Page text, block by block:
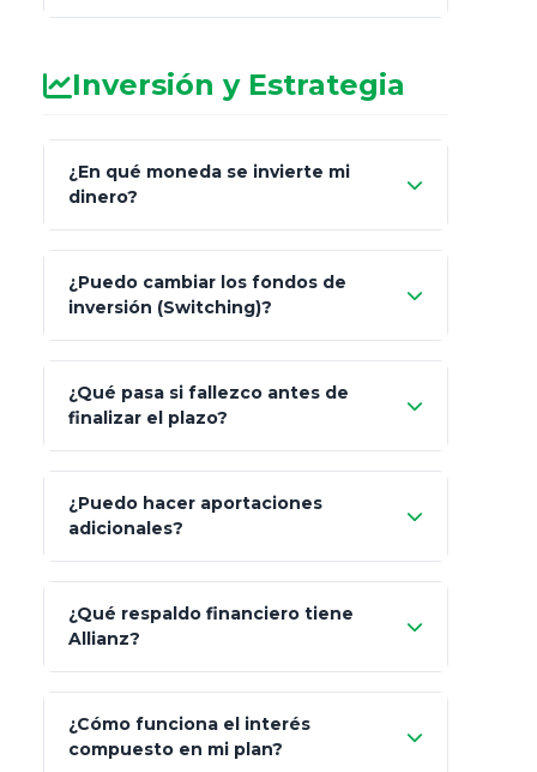
Inversión y Estrategia
¿En qué moneda se invierte mi
dinero?
inflación), Dólares o Euros
¿Puedo cambiar los fondos de
inversión (Switching)?
"Switching" (cambio de fondos)
¿Qué pasa si fallezco antes de
finalizar el plazo?
100% a tus
beneficiarios designados
¿Puedo hacer aportaciones
adicionales?
¿Qué respaldo financiero tiene
Allianz?
¿Cómo funciona el interés
compuesto en mi plan?